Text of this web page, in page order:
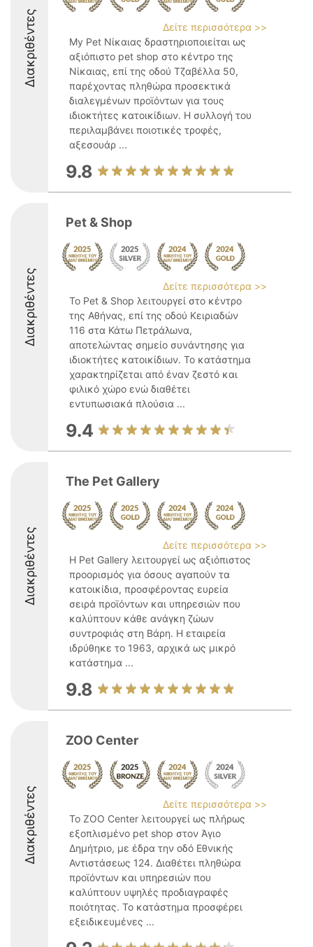
Διακριθέντες
Δείτε περισσότερα >>
My Pet Νίκαιας δραστηριοποιείται ως
αξιόπιστο pet shop στο κέντρο της
Νίκαιας, επί της οδού Τζαβέλλα 50,
παρέχοντας πληθώρα προσεκτικά
διαλεγμένων προϊόντων για τους
ιδιοκτήτες κατοικίδιων. Η συλλογή του
περιλαμβάνει ποιοτικές τροφές,
αξεσουάρ ...
9.8
Διακριθέντες
Pet & Shop
Δείτε περισσότερα >>
Το Pet & Shop λειτουργεί στο κέντρο
της Αθήνας, επί της οδού Κειριαδών
116 στα Κάτω Πετράλωνα,
αποτελώντας σημείο συνάντησης για
ιδιοκτήτες κατοικίδιων. Το κατάστημα
χαρακτηρίζεται από έναν ζεστό και
φιλικό χώρο ενώ διαθέτει
εντυπωσιακά πλούσια ...
9.4
Διακριθέντες
The Pet Gallery
Δείτε περισσότερα >>
Η Pet Gallery λειτουργεί ως αξιόπιστος
προορισμός για όσους αγαπούν τα
κατοικίδια, προσφέροντας ευρεία
σειρά προϊόντων και υπηρεσιών που
καλύπτουν κάθε ανάγκη ζώων
συντροφιάς στη Βάρη. Η εταιρεία
ιδρύθηκε το 1963, αρχικά ως μικρό
κατάστημα ...
9.8
Διακριθέντες
ZOO Center
Δείτε περισσότερα >>
Το ZOO Center λειτουργεί ως πλήρως
εξοπλισμένο pet shop στον Άγιο
Δημήτριο, με έδρα την οδό Εθνικής
Αντιστάσεως 124. Διαθέτει πληθώρα
προϊόντων και υπηρεσιών που
καλύπτουν υψηλές προδιαγραφές
ποιότητας. Το κατάστημα προσφέρει
εξειδικευμένες ...